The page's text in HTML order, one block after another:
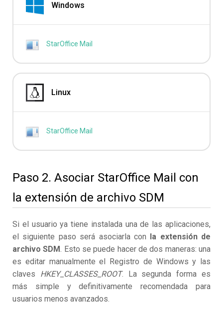
Windows
StarOffice Mail
Linux
StarOffice Mail
Paso 2. Asociar StarOffice Mail con
la extensión de archivo SDM
Si el usuario ya tiene instalada una de las aplicaciones,
el siguiente paso será asociarla con la extensión de
archivo SDM. Esto se puede hacer de dos maneras: una
es editar manualmente el Registro de Windows y las
claves HKEY_CLASSES_ROOT. La segunda forma es
más simple y definitivamente recomendada para
usuarios menos avanzados.